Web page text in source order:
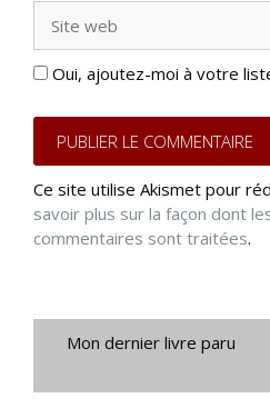
web
Oui, ajoutez-moi à votre
Ce site utilise Akismet pour
savoir plus sur la façon dont
commentaires sont traitées.
Mon dernier livre paru